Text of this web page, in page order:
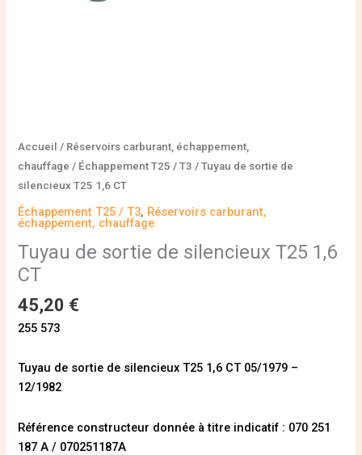
Accueil / Réservoirs carburant, échappement,
chauffage / Échappement T25 / T3 / Tuyau de sortie de
silencieux T25 1,6 CT
Échappement T25 / T3, Réservoirs carburant,
échappement, chauffage
Tuyau de sortie de silencieux T25 1,6
CT
45,20 €
255 573
Tuyau de sortie de silencieux T25 1,6 CT 05/1979 –
12/1982
Référence constructeur donnée à titre indicatif : 070 251
187 A / 070251187A